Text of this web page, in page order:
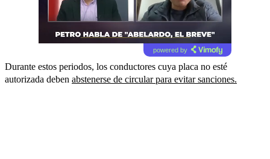
powered by
Durante estos periodos, los conductores cuya placa no esté
autorizada deben abstenerse de circular para evitar sanciones.